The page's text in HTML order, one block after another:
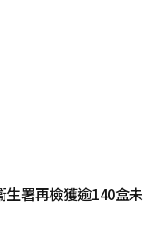
生署再檢獲逾140盒未